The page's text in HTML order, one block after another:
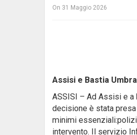
On 31 Maggio 2026
Assisi e Bastia Umbra
ASSISI – Ad Assisi e a
decisione è stata
minimi
intervento. Il servizio